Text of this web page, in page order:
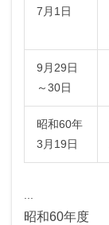
7月1日
9月29日
～30日
昭和60年
3月19日
昭和60年度